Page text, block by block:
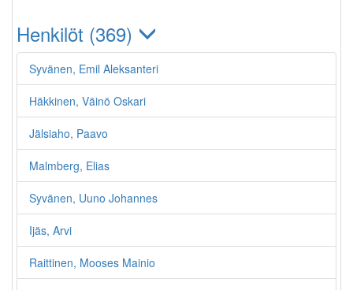
Henkilöt (369)
Syvänen, Emil Aleksanteri
Häkkinen, Väinö Oskari
Jälsiaho, Paavo
Malmberg, Elias
Syvänen, Uuno Johannes
Ijäs, Arvi
Raittinen, Mooses Mainio